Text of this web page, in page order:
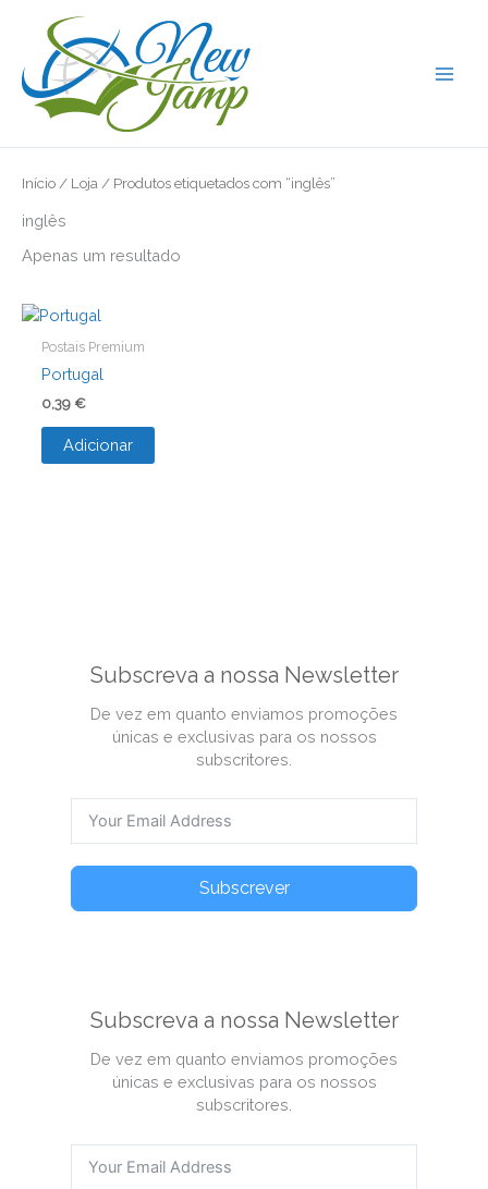
content
Início / Loja / Produtos etiquetados com “inglês”
inglês
Apenas um resultado
Postais Premium
Portugal
0,39 €
Adicionar
Subscreva a nossa Newsletter
De vez em quanto enviamos promoções
únicas e exclusivas para os nossos
subscritores.
Subscrever
Subscreva a nossa Newsletter
De vez em quanto enviamos promoções
únicas e exclusivas para os nossos
subscritores.